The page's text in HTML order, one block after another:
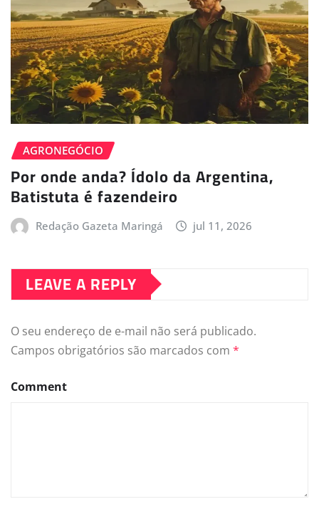
AGRONEGÓCIO
Por onde anda? Ídolo da Argentina,
Batistuta é fazendeiro
Redação Gazeta Maringá jul 11, 2026
LEAVE A REPLY
O seu endereço de e-mail não será publicado.
Campos obrigatórios são marcados com *
Comment